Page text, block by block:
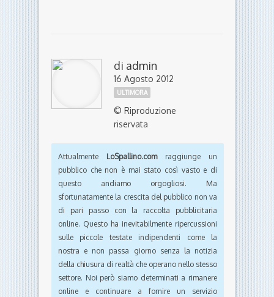
di admin
16 Agosto 2012
ULTIMORA
© Riproduzione
riservata
Attualmente LoSpallino.comraggiunge un
pubblico che non è mai stato così vasto e di
questo andiamo orgogliosi. Ma
sfortunatamente la crescita del pubblico non va
di pari passo con la raccolta pubblicitaria
online. Questo ha inevitabilmente ripercussioni
sulle piccole testate indipendenti come la
nostra e non passa giorno senza la notizia
della chiusura di realtà che operano nello stesso
settore. Noi però siamo determinati a rimanere
online e continuare a fornire un servizio